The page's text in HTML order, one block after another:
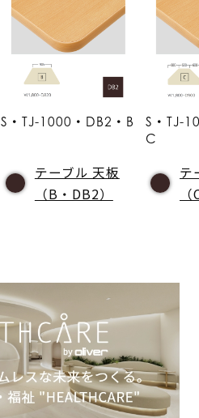
S・TJ-1000・DB2・B
テーブル 天板
（B・DB2）
S・TJ-
C
テ